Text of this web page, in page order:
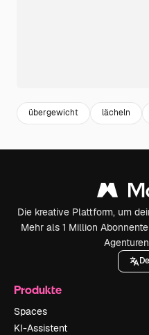
übergewicht lächeln
Die kreative Plattform, um
Mehr als 1 Million
Produkte
Spaces
KI-Assistent